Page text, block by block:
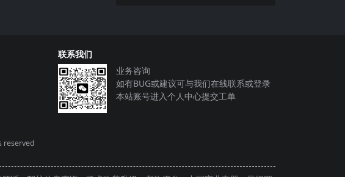
联系我们
业务咨询
如有BUG或建议可与我们在线联系或登录
本站账号进入个人中心提交工单
reserved